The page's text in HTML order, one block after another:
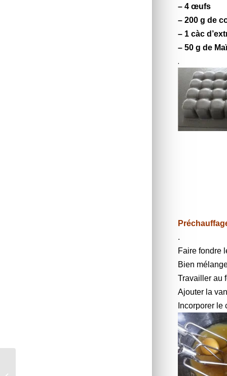
– 4 œufs
– 200 g de
– 1 càc
– 50 g de
.
.
Faire fondre
Bien
Travailler au
Ajouter la
Incorporer